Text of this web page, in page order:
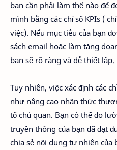
bạn cần phải làm thế nào để
mình bằng các chỉ số KPIs (
việc). Nếu mục tiêu của bạn
sách email hoặc làm tăng
bạn sẽ rõ ràng và dễ thiết lập.
Tuy nhiên, việc xác định các
như nâng cao nhận thức
tố chủ quan. Bạn có thể đo
truyền thông của bạn đã đạt
chia sẻ nội dung tự nhiên